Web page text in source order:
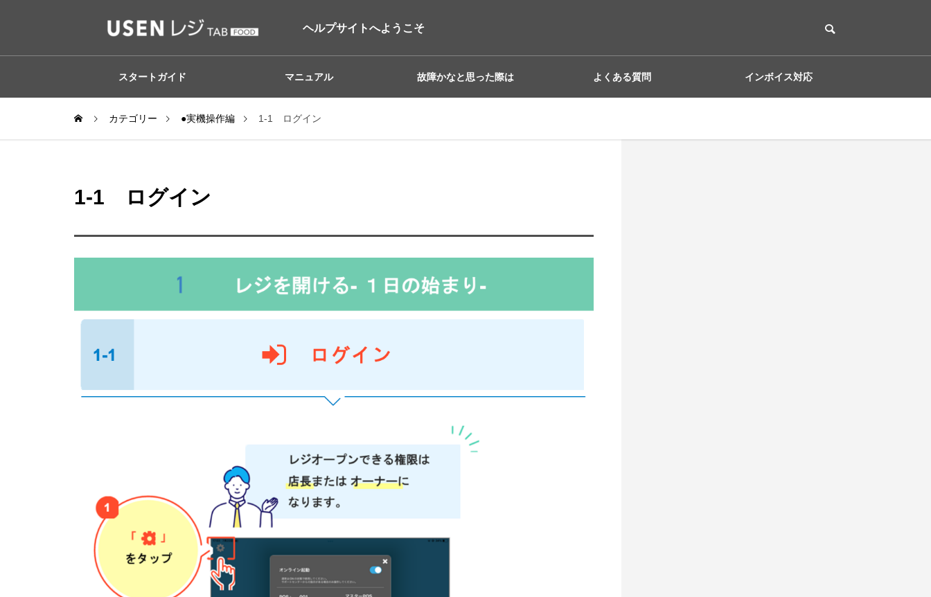
ヘルプサイトへようこそ
スタートガイド マニュアル 故障かなと思った際は よくある質問 インボイス対応
カテゴリー ●実機操作編 1-1 ログイン
1-1 ログイン